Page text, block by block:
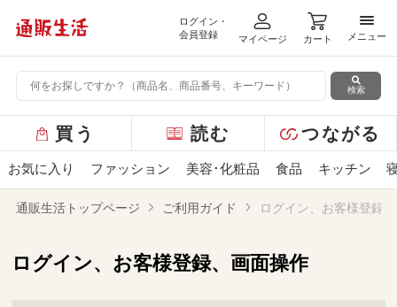
ログイン・
会員登録
マイページ カート
メニ
メニュー
検索
ー
バ
買う 読む つながる
お気に入り ファッション 美容･化粧品 食品 キッチン
通販生活トップページ ご利用ガイド ログイン、お客様登録
ログイン、お客様登録、画面操作